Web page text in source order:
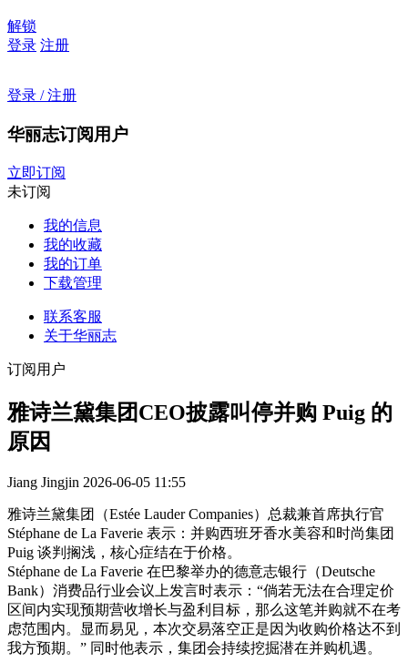
解锁
登录 注册
登录 / 注册
华丽志订阅用户
立即订阅
未订阅
我的信息
我的收藏
我的订单
下载管理
联系客服
关于华丽志
订阅用户
雅诗兰黛集团CEO披露叫停并购 Puig 的
原因
Jiang Jingjin 2026-06-05 11:55
雅诗兰黛集团（Estée Lauder Companies）总裁兼首席执行官
Stéphane de La Faverie 表示：并购西班牙香水美容和时尚集团
Puig 谈判搁浅，核心症结在于价格。
Stéphane de La Faverie 在巴黎举办的德意志银行（Deutsche
Bank）消费品行业会议上发言时表示：“倘若无法在合理定价
区间内实现预期营收增长与盈利目标，那么这笔并购就不在考
虑范围内。显而易见，本次交易落空正是因为收购价格达不到
我方预期。” 同时他表示，集团会持续挖掘潜在并购机遇。